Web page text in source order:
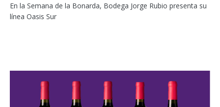
En la Semana de la Bonarda, Bodega Jorge Rubio presenta su
línea Oasis Sur